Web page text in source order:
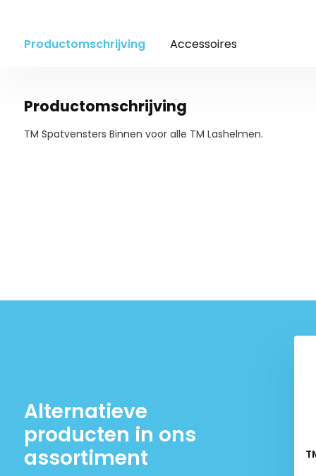
Productomschrijving Accessoires
Productomschrijving
TM Spatvensters Binnen voor alle TM Lashelmen.
Alternatieve
producten in ons
assortiment
Lashelm
Model 8
TM Spatvensters Buiten